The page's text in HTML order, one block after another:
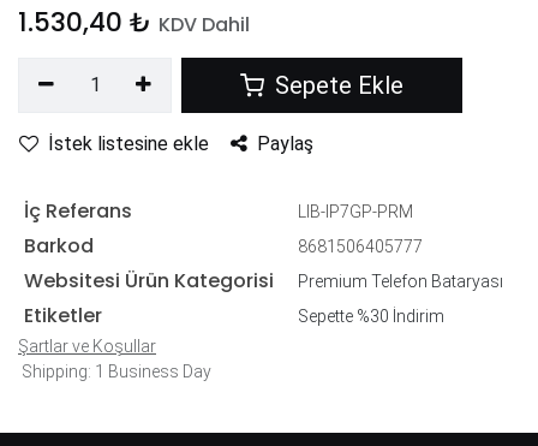
1.530,40 ₺ KDV Dahil
Sepete Ekle
İstek listesine ekle Paylaş
İç Referans LIB-IP7GP-PRM
Barkod 8681506405777
Websitesi Ürün Kategorisi Premium Telefon Bataryası
Etiketler
Sepette %30 İndirim
Şartlar ve Koşullar
Shipping: 1 Business Day